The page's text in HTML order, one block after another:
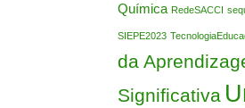
Química RedeSACCI
SIEPE2023
da
Significativa